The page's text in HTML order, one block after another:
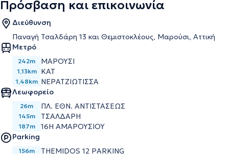
Πρόσβαση και επικοινωνία
Διεύθυνση
Παναγή Τσαλδάρη 13 και Θεμιστοκλέους, Μαρούσι, Αττική
Μετρό
242m ΜΑΡΟΥΣΙ
1,13km ΚΑΤ
1,48km ΝΕΡΑΤΖΙΩΤΙΣΣΑ
Λεωφορείο
26m ΠΛ. ΕΘΝ. ΑΝΤΙΣΤΑΣΕΩΣ
145m ΤΣΑΛΔΑΡΗ
187m
16Η ΑΜΑΡΟΥΣΙΟΥ
Parking
156m THEMIDOS 12 PARKING